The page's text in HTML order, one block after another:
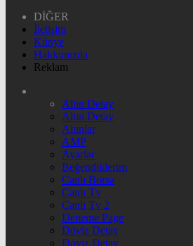
DİĞER
İletişim
Künye
Hakkımızda
Reklam
Altın Detay
Altın Detay
Altınlar
AMP
Ayarlar
Beğendiklerim
Canlı Borsa
Canlı Tv
Canlı Tv 2
Deneme Page
Döviz Detay
Döviz Detay